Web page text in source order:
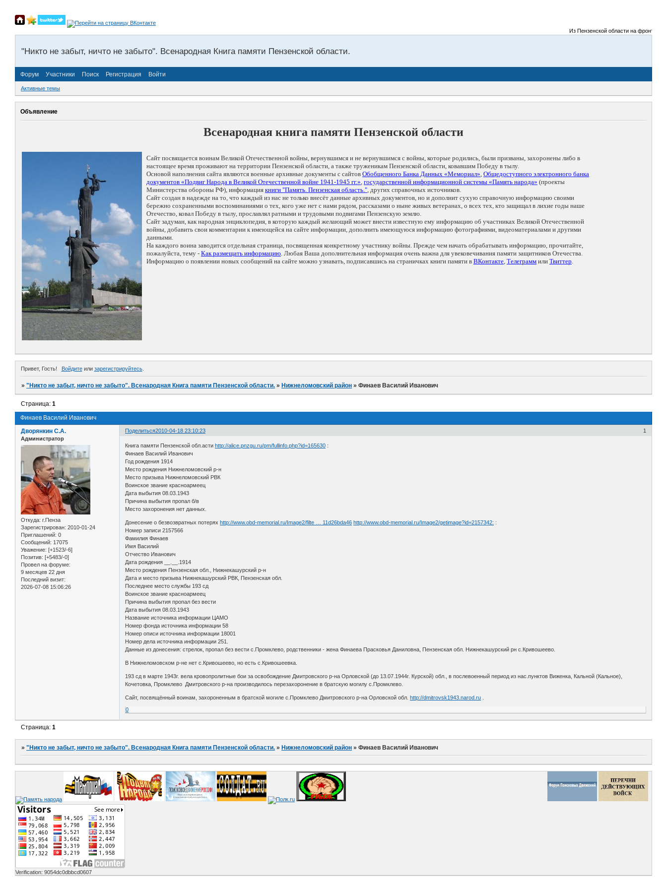
Из Пензенской области на фронты
"Никто не забыт, ничто не забыто". Всенародная Книга памяти Пензенской области.
Форум Участники Поиск Регистрация Войти
Активные темы
Объявление
Всенародная книга памяти Пензенской области
Сайт посвящается воинам Великой Отечественной войны, вернувшимся и не вернувшимся с войны, которые родились, были призваны, захоронены либо в
настоящее время проживают на территории Пензенской области, а также труженикам Пензенской области, ковавшим Победу в тылу.
Основой наполнения сайта являются военные архивные документы с сайтов Обобщенного Банка Данных «Мемориал», Общедоступного электронного банка
документов «Подвиг Народа в Великой Отечественной войне 1941-1945 гг.», государственной информационной системы «Память народа» (проекты
Министерства обороны РФ), информация книги "Память. Пензенская область.", других справочных источников.
Сайт создан в надежде на то, что каждый из нас не только внесёт данные архивных документов, но и дополнит сухую справочную информацию своими
бережно сохраненными воспоминаниями о тех, кого уже нет с нами рядом, рассказами о ныне живых ветеранах, о всех тех, кто защищал в лихие годы наше
Отечество, ковал Победу в тылу, прославлял ратными и трудовыми подвигами Пензенскую землю.
Сайт задуман, как народная энциклопедия, в которую каждый желающий может внести известную ему информацию об участниках Великой Отечественной
войны, добавить свои комментарии к имеющейся на сайте информации, дополнить имеющуюся информацию фотографиями, видеоматериалами и другими
данными.
На каждого воина заводится отдельная страница, посвященная конкретному участнику войны. Прежде чем начать обрабатывать информацию, прочитайте,
пожалуйста, тему - Как размещать информацию. Любая Ваша дополнительная информация очень важна для увековечивания памяти защитников Отечества.
Информацию о появлении новых сообщений на сайте можно узнавать, подписавшись на страничках книги памяти в ВКонтакте, Телеграмм или Твиттер.
Привет, Гость! Войдитеили зарегистрируйтесь.
»"Никто не забыт, ничто не забыто". Всенародная Книга памяти Пензенской области. » Нижнеломовский район »Финаев Василий Иванович
Финаев Василий Иванович
Страница:1
Поделиться 1
2010-04-18 23:10:23
Дворянкин С.А.
Администратор
Откуда: г.Пенза
Зарегистрирован: 2010-01-24
Приглашений: 0
Сообщений: 17075
Уважение: [+1523/-6]
Позитив: [+5483/-0]
Провел на форуме:
9 месяцев 22 дня
Последний визит:
2026-07-08 15:06:26
Книга памяти Пензенской обл.астиhttp://alice.pnzgu.ru/pm/fullinfo.php?id=165630 :
Финаев Василий Иванович
Год рождения 1914
Место рождения Нижнеломовский р-н
Место призыва Нижнеломовский РВК
Воинское звание красноармеец
Дата выбытия 08.03.1943
Причина выбытия пропал б/в
Место захоронения нет данных.
Донесение о безвозвратных потеряхhttp://www.obd-memorial.ru/Image2/filte … 11d26bda46 http://www.obd-memorial.ru/Image2/getimage?id=2157342: :
Номер записи 2157566
Фамилия Финаев
Имя Василий
Отчество Иванович
Дата рождения __.__.1914
Место рождения Пензенская обл., Нижнекашурский р-н
Дата и место призыва Нижнекашурский РВК, Пензенская обл.
Последнее место службы 193 сд
Воинское звание красноармеец
Причина выбытия пропал без вести
Дата выбытия 08.03.1943
Название источника информации ЦАМО
Номер фонда источника информации 58
Номер описи источника информации 18001
Номер дела источника информации 251.
Данные из донесения: стрелок, пропал без вести с.Промклево, родственники - жена Финаева Прасковья Даниловна, Пензенская обл. Нижнекашурский рн с.Кривошеево.
В Нижнеломовском р-не нет с.Кривошеево, но есть с.Кривошеевка.
193 сд в марте 1943г. вела кровопролитные бои за освобождение Дмитровского р-на Орловской (до 13.07.1944г. Курской) обл., в послевоенный период из нас.пунктов Виженка, Кальной (Кальное),
Кочетовка, Промклево Дмитровского р-на производилось перезахоронение в братскую могилу с.Промклево.
Сайт, посвящённый воинам, захороненным в братской могиле с.Промклево Дмитровского р-на Орловской обл.http://dmitrovsk1943.narod.ru
0
Страница:1
»"Никто не забыт, ничто не забыто". Всенародная Книга памяти Пензенской области. » Нижнеломовский район »Финаев Василий Иванович
Verification: 9054dc0dbbcd0607